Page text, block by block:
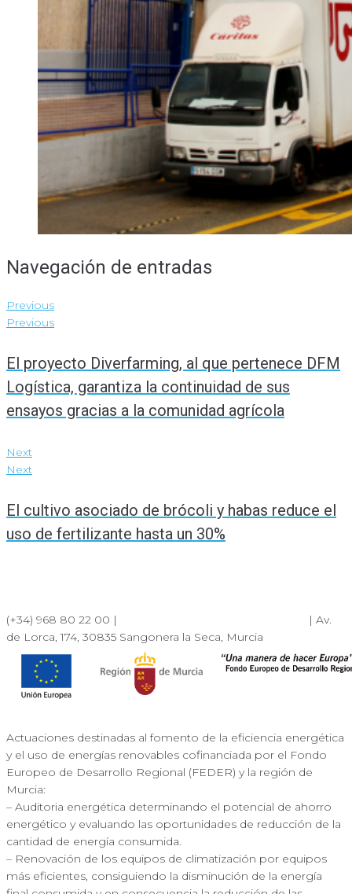
Navegación de entradas
Previous
Previous
El proyecto Diverfarming, al que pertenece DFM
Logística, garantiza la continuidad de sus
ensayos gracias a la comunidad agrícola
Next
Next
El cultivo asociado de brócoli y habas reduce el
uso de fertilizante hasta un 30%
(+34) 968 80 22 00 |
| Av.
de Lorca, 174, 30835 Sangonera la Seca, Murcia
Actuaciones destinadas al fomento de la eficiencia energética
y el uso de energías renovables cofinanciada por el Fondo
Europeo de Desarrollo Regional (FEDER) y la región de
Murcia:
– Auditoria energética determinando el potencial de ahorro
energético y evaluando las oportunidades de reducción de la
cantidad de energía consumida.
– Renovación de los equipos de climatización por equipos
más eficientes, consiguiendo la disminución de la energía